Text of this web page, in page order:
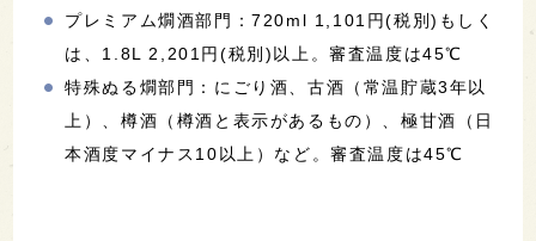
プレミアム燗酒部門：720ml 1,101円(税別)もしく
は、1.8L 2,201円(税別)以上。審査温度は45℃
特殊ぬる燗部門：にごり酒、古酒（常温貯蔵3年以
上）、樽酒（樽酒と表示があるもの）、極甘酒（日
本酒度マイナス10以上）など。審査温度は45℃